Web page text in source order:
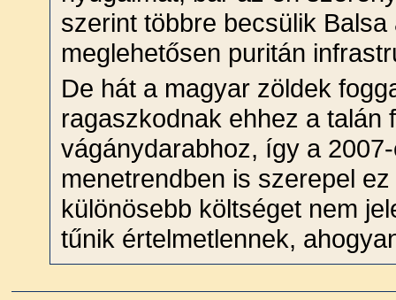
szerint többre becsülik Balsa
meglehetősen puritán
De hát a magyar zöldek
ragaszkodnak ehhez a talán
vágánydarabhoz, így a
menetrendben is szerepel
különösebb költséget nem
tűnik értelmetlennek,